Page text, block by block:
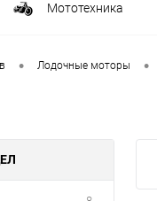
Мототехника
Садовая техника
• Лодочные моторы •